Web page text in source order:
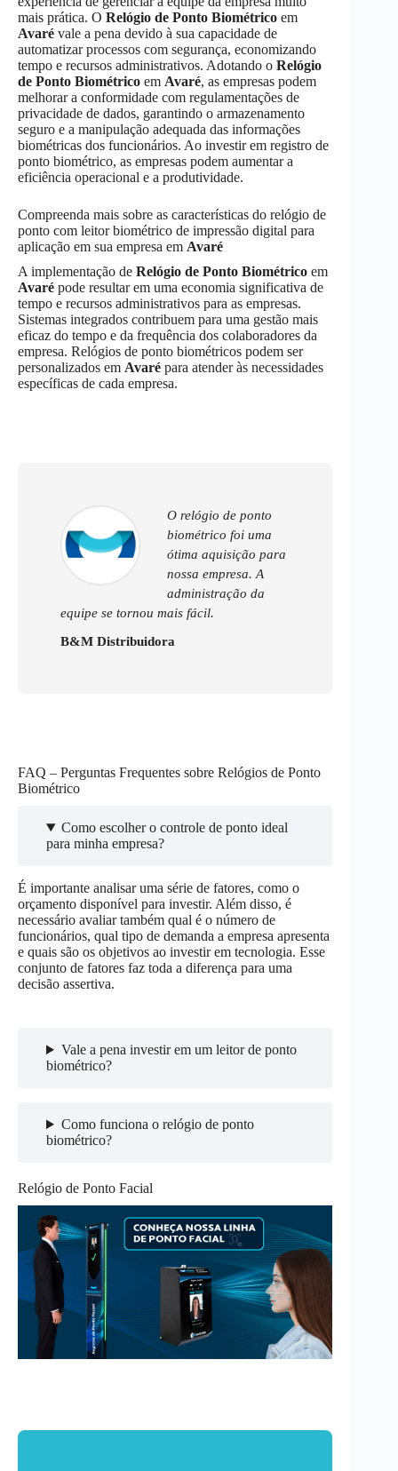
mais prática. O Relógio de Ponto Biométrico em
Avaré vale a pena devido à sua capacidade de
automatizar processos com segurança, economizando
tempo e recursos administrativos. Adotando o Relógio
de Ponto Biométrico em Avaré, as empresas podem
melhorar a conformidade com regulamentações de
privacidade de dados, garantindo o armazenamento
seguro e a manipulação adequada das informações
biométricas dos funcionários. Ao investir em registro de
ponto biométrico, as empresas podem aumentar a
eficiência operacional e a produtividade.
Compreenda mais sobre as características do relógio de
ponto com leitor biométrico de impressão digital para
aplicação em sua empresa em Avaré
A implementação de Relógio de Ponto Biométrico em
Avaré pode resultar em uma economia significativa de
tempo e recursos administrativos para as empresas.
Sistemas integrados contribuem para uma gestão mais
eficaz do tempo e da frequência dos colaboradores da
empresa. Relógios de ponto biométricos podem ser
personalizados em Avaré para atender às necessidades
específicas de cada empresa.
O relógio de ponto
biométrico foi uma
ótima aquisição para
nossa empresa. A
administração da
equipe se tornou mais fácil.
B&M Distribuidora
FAQ – Perguntas Frequentes sobre Relógios de Ponto
Biométrico
Como escolher o controle de ponto ideal
para minha empresa?
É importante analisar uma série de fatores, como o
orçamento disponível para investir. Além disso, é
necessário avaliar também qual é o número de
funcionários, qual tipo de demanda a empresa apresenta
e quais são os objetivos ao investir em tecnologia. Esse
conjunto de fatores faz toda a diferença para uma
decisão assertiva.
Vale a pena investir em um leitor de ponto
biométrico?
Como funciona o relógio de ponto
biométrico?
Relógio de Ponto Facial